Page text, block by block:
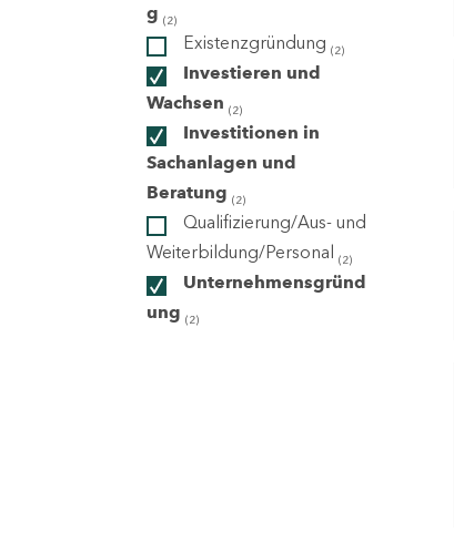
g (2)
Existenzgründung (2)
Investieren und
Wachsen (2)
Investitionen in
Sachanlagen und
Beratung (2)
Qualifizierung/Aus- und
Weiterbildung/Personal (2)
Unternehmensgründ
ung (2)